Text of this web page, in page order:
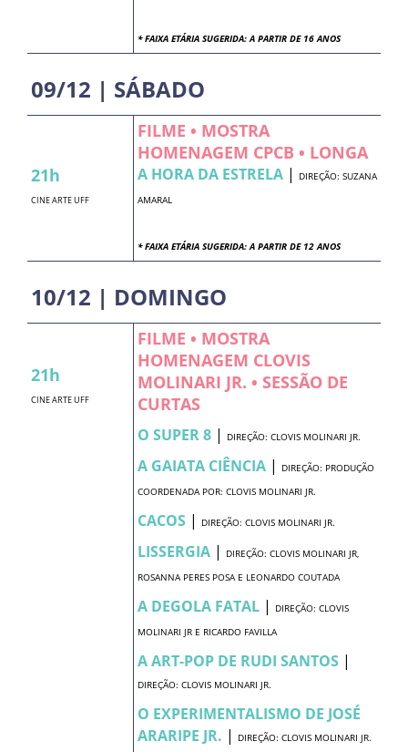
* FAIXA ETÁRIA SUGERIDA: A PARTIR DE 16 ANOS
09/12 | SÁBADO
21h
CINE ARTE UFF
FILME • MOSTRA
HOMENAGEM CPCB • LONGA
A HORA DA ESTRELA |
DIREÇÃO: SUZANA
AMARAL
* FAIXA ETÁRIA SUGERIDA: A PARTIR DE 12 ANOS
10/12 | DOMINGO
21h
CINE ARTE UFF
FILME • MOSTRA
HOMENAGEM CLOVIS
MOLINARI JR. • SESSÃO DE
CURTAS
O SUPER 8 | DIREÇÃO: CLOVIS MOLINARI JR.
A GAIATA CIÊNCIA |
DIREÇÃO: PRODUÇÃO
COORDENADA POR: CLOVIS MOLINARI JR.
CACOS | DIREÇÃO: CLOVIS MOLINARI JR.
LISSERGIA |
DIREÇÃO: CLOVIS MOLINARI JR,
ROSANNA PERES POSA E LEONARDO COUTADA
A DEGOLA FATAL |
DIREÇÃO: CLOVIS
MOLINARI JR E RICARDO FAVILLA
A ART-POP DE RUDI SANTOS |
DIREÇÃO: CLOVIS MOLINARI JR.
O EXPERIMENTALISMO DE JOSÉ
ARARIPE JR. | DIREÇÃO: CLOVIS MOLINARI JR.